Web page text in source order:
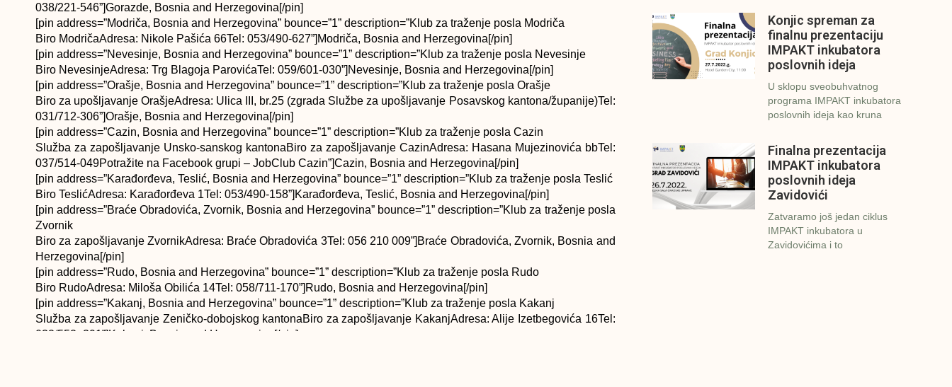
038/221-546”]Gorazde, Bosnia and Herzegovina[/pin]
[pin address=”Modriča, Bosnia and Herzegovina” bounce=”1” description=”Klub za traženje posla Modriča
Biro ModričaAdresa: Nikole Pašića 66Tel: 053/490-627”]Modriča, Bosnia and Herzegovina[/pin]
[pin address=”Nevesinje, Bosnia and Herzegovina” bounce=”1” description=”Klub za traženje posla Nevesinje
Biro NevesinjeAdresa: Trg Blagoja ParovićaTel: 059/601-030”]Nevesinje, Bosnia and Herzegovina[/pin]
[pin address=”Orašje, Bosnia and Herzegovina” bounce=”1” description=”Klub za traženje posla Orašje
Biro za upošljavanje OrašjeAdresa: Ulica III, br.25 (zgrada Službe za upošljavanje Posavskog kantona/županije)Tel:
031/712-306”]Orašje, Bosnia and Herzegovina[/pin]
[pin address=”Cazin, Bosnia and Herzegovina” bounce=”1” description=”Klub za traženje posla Cazin
Služba za zapošljavanje Unsko-sanskog kantonaBiro za zapošljavanje CazinAdresa: Hasana Mujezinovića bbTel:
037/514-049Potražite na Facebook grupi – JobClub Cazin”]Cazin, Bosnia and Herzegovina[/pin]
[pin address=”Karađorđeva, Teslić, Bosnia and Herzegovina” bounce=”1” description=”Klub za traženje posla Teslić
Biro TeslićAdresa: Karađorđeva 1Tel: 053/490-158”]Karađorđeva, Teslić, Bosnia and Herzegovina[/pin]
[pin address=”Braće Obradovića, Zvornik, Bosnia and Herzegovina” bounce=”1” description=”Klub za traženje posla
Zvornik
Biro za zapošljavanje ZvornikAdresa: Braće Obradovića 3Tel: 056 210 009”]Braće Obradovića, Zvornik, Bosnia and
Herzegovina[/pin]
[pin address=”Rudo, Bosnia and Herzegovina” bounce=”1” description=”Klub za traženje posla Rudo
Biro RudoAdresa: Miloša Obilića 14Tel: 058/711-170”]Rudo, Bosnia and Herzegovina[/pin]
[pin address=”Kakanj, Bosnia and Herzegovina” bounce=”1” description=”Klub za traženje posla Kakanj
Služba za zapošljavanje Zeničko-dobojskog kantonaBiro za zapošljavanje KakanjAdresa: Alije Izetbegovića 16Tel:
032/552- 391”]Kakanj, Bosnia and Herzegovina[/pin]
Konjic spreman za
finalnu prezentaciju
IMPAKT inkubatora
poslovnih ideja
U sklopu sveobuhvatnog
programa IMPAKT inkubatora
poslovnih ideja kao kruna
Finalna prezentacija
IMPAKT inkubatora
poslovnih ideja
Zavidovići
Zatvaramo još jedan ciklus
IMPAKT inkubatora u
Zavidovićima i to